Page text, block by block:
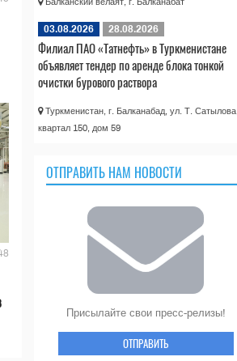
03.08.2026 28.08.2026
Филиал ПАО «Татнефть» в Туркменистане
объявляет тендер по аренде блока тонкой
очистки бурового раствора
Туркменистан, г. Балканабад, ул. Т. Сатылова,
квартал 150, дом 59
ОТПРАВИТЬ НАМ НОВОСТИ
Присылайте свои пресс-релизы!
ОТПРАВИТЬ